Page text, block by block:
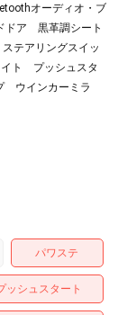
オーディオ・ブ
ドア 黒革調シート
テアリングスイッ
ト プッシュスタ
ウインカーミラ
パワステ
ッシュスタート